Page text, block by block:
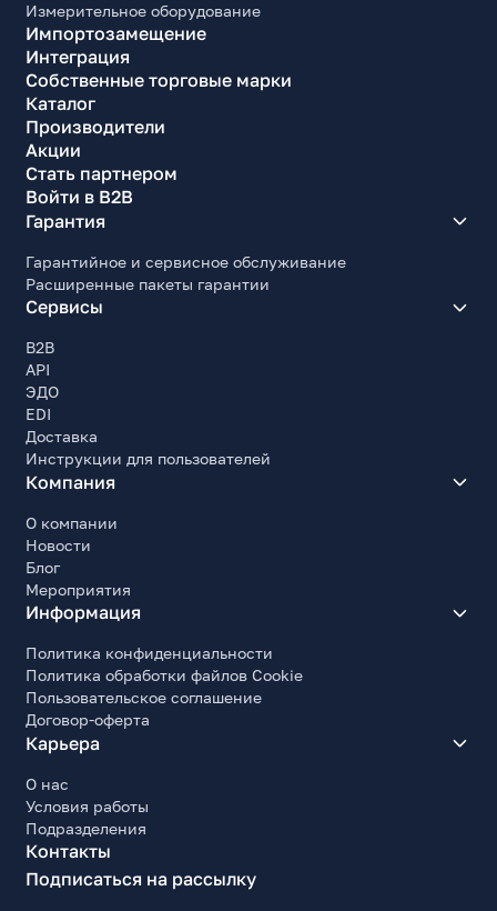
Измерительное оборудование
Импортозамещение
Интеграция
Собственные торговые марки
Каталог
Производители
Акции
Стать партнером
Войти в B2B
Гарантия
Гарантийное и сервисное обслуживание
Расширенные пакеты гарантии
Сервисы
B2B
API
ЭДО
EDI
Доставка
Инструкции для пользователей
Компания
О компании
Новости
Блог
Мероприятия
Информация
Политика конфиденциальности
Политика обработки файлов Cookie
Пользовательское соглашение
Договор-оферта
Карьера
О нас
Условия работы
Подразделения
Контакты
Подписаться на рассылку